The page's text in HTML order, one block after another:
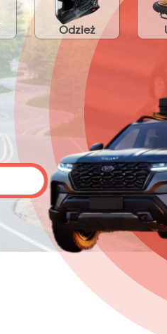
Odzież